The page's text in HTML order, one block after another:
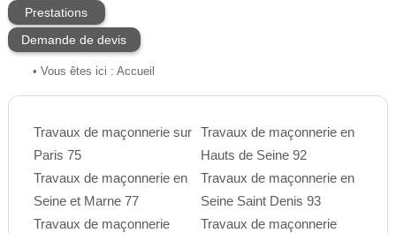
Prestations
Demande de devis
• Vous êtes ici : Accueil
Travaux de maçonnerie sur
Paris 75
Travaux de maçonnerie en
Seine et Marne 77
Travaux de maçonnerie
Travaux de maçonnerie en
Hauts de Seine 92
Travaux de maçonnerie en
Seine Saint Denis 93
Travaux de maçonnerie